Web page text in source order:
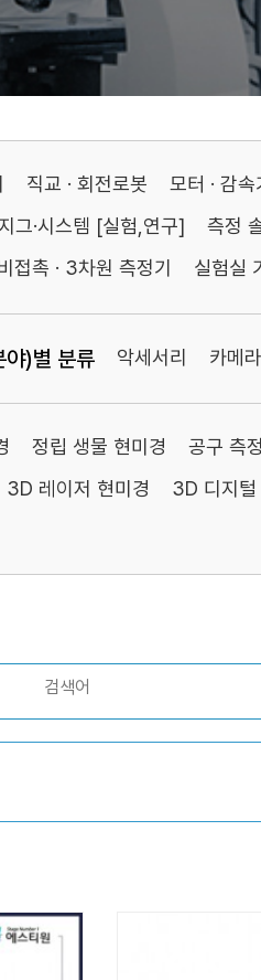
직교 · 회전로봇 모터 · 감속
지그·시스템 [실험,연구] 측정
접촉 · 3차원 측정기 실험실
야)별 분류 악세서리 카메
정립 생물 현미경 공구 측
3D 레이저 현미경 3D 디지털